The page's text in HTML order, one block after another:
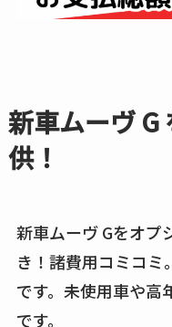
新車ムーヴ G
供！
新車ムーヴ Gをオプ
き！諸費用コミコミ
です。未使用車や高
です。